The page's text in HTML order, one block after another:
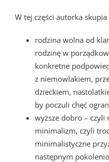
W tej części autorka
rodzina wolna od
rodzinę w
konkretne
z niemowlakiem,
dzieckiem,
by poczuli chęć
wyższe dobro – czyli
minimalizm, czyli
minimalistyczne
następnym